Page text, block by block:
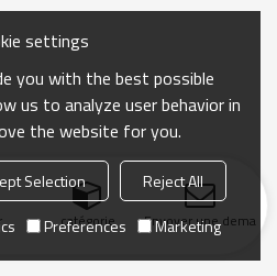
catégorie Envoyer une
settings
you with the best possible
us to analyze user behavior in
the website for you.
Selection
Reject All
Preferences Marketing